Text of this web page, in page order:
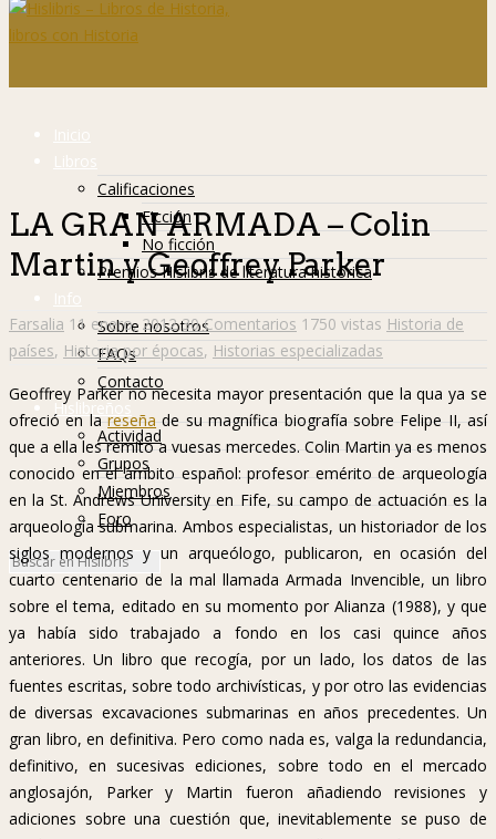
Inicio
Libros
Calificaciones
Ficción
No ficción
Premios Hislibris de literatura histórica
Info
Sobre nosotros
FAQs
Contacto
Hislibreños
Actividad
Grupos
Miembros
Foro
LA GRAN ARMADA – Colin
Martin y Geoffrey Parker
Farsalia 11 enero, 2012 30 Comentarios 1750 vistas Historia de
países, Historia por épocas, Historias especializadas
Geoffrey Parker no necesita mayor presentación que la qua ya se
ofreció en lareseña de su magnífica biografía sobre Felipe II, así
que a ella les remito a vuesas mercedes. Colin Martin ya es menos
conocido en el ámbito español: profesor emérito de arqueología
en la St. Andrews University en Fife, su campo de actuación es la
arqueología submarina. Ambos especialistas, un historiador de los
siglos modernos y un arqueólogo, publicaron, en ocasión del
cuarto centenario de la mal llamada Armada Invencible, un libro
sobre el tema, editado en su momento por Alianza (1988), y que
ya había sido trabajado a fondo en los casi quince años
anteriores. Un libro que recogía, por un lado, los datos de las
fuentes escritas, sobre todo archivísticas, y por otro las evidencias
de diversas excavaciones submarinas en años precedentes. Un
gran libro, en definitiva. Pero como nada es, valga la redundancia,
definitivo, en sucesivas ediciones, sobre todo en el mercado
anglosajón, Parker y Martin fueron añadiendo revisiones y
adiciones sobre una cuestión que, inevitablemente se puso de